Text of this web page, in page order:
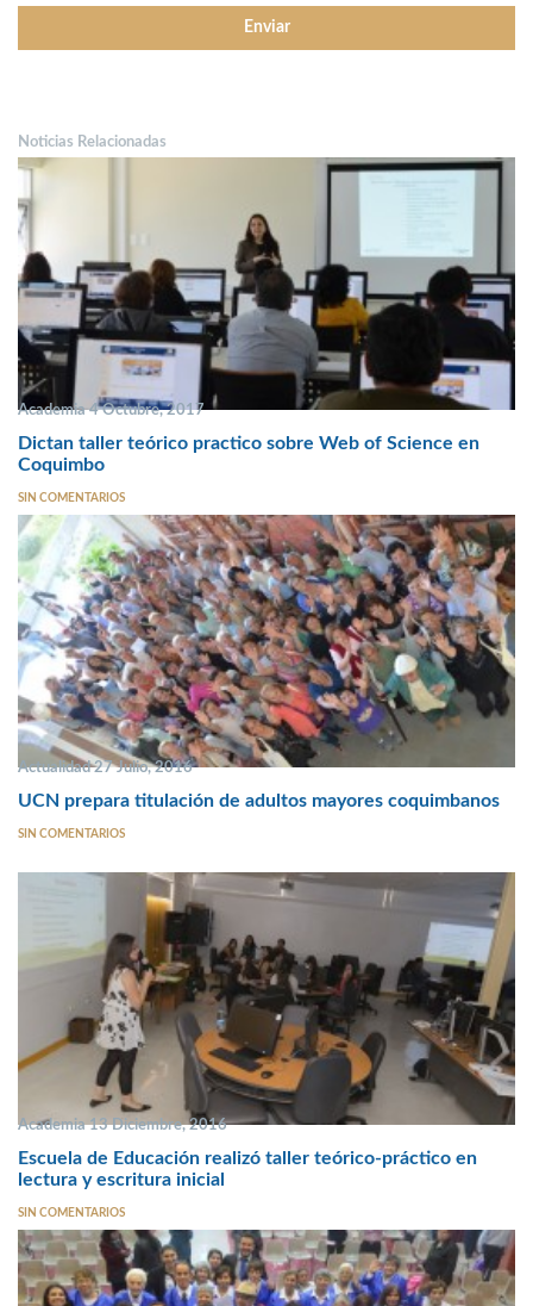
Noticias Relacionadas
Academia 4 Octubre, 2017
Dictan taller teórico practico sobre Web of Science en
Coquimbo
SIN COMENTARIOS
Actualidad 27 Julio, 2016
UCN prepara titulación de adultos mayores coquimbanos
SIN COMENTARIOS
Academia 13 Diciembre, 2016
Escuela de Educación realizó taller teórico-práctico en
lectura y escritura inicial
SIN COMENTARIOS